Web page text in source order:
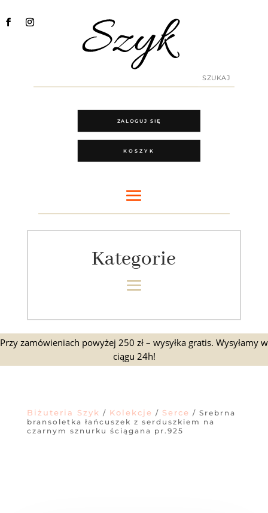
ZALOGUJ SIĘ
KOSZYK
Kategorie
Przy zamówieniach powyżej 250 zł – wysyłka gratis. Wysyłamy w
ciągu 24h!
Biżuteria Szyk / Kolekcje / Serce / Srebrna
bransoletka łańcuszek z serduszkiem na
czarnym sznurku ściągana pr.925